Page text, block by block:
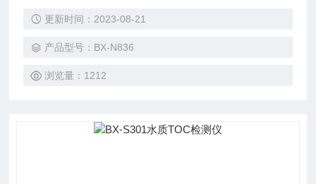
测试笔，一支 TDS 测试笔和一支盐度测试笔。其浸入式的设
更新时间：2023-08-21
产品型号：BX-N836
浏览量：1212